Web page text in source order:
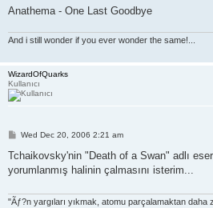
Anathema - One Last Goodbye
And i still wonder if you ever wonder the same!...
WizardOfQuarks
Kullanıcı
P
s
Wed Dec 20, 2006 2:21 am
Tchaikovsky'nin "Death of a Swan" adlı
yorumlanmış halinin çalmasını isterim...
"Ãƒ?n yargıları yıkmak, atomu parçalamaktan daha